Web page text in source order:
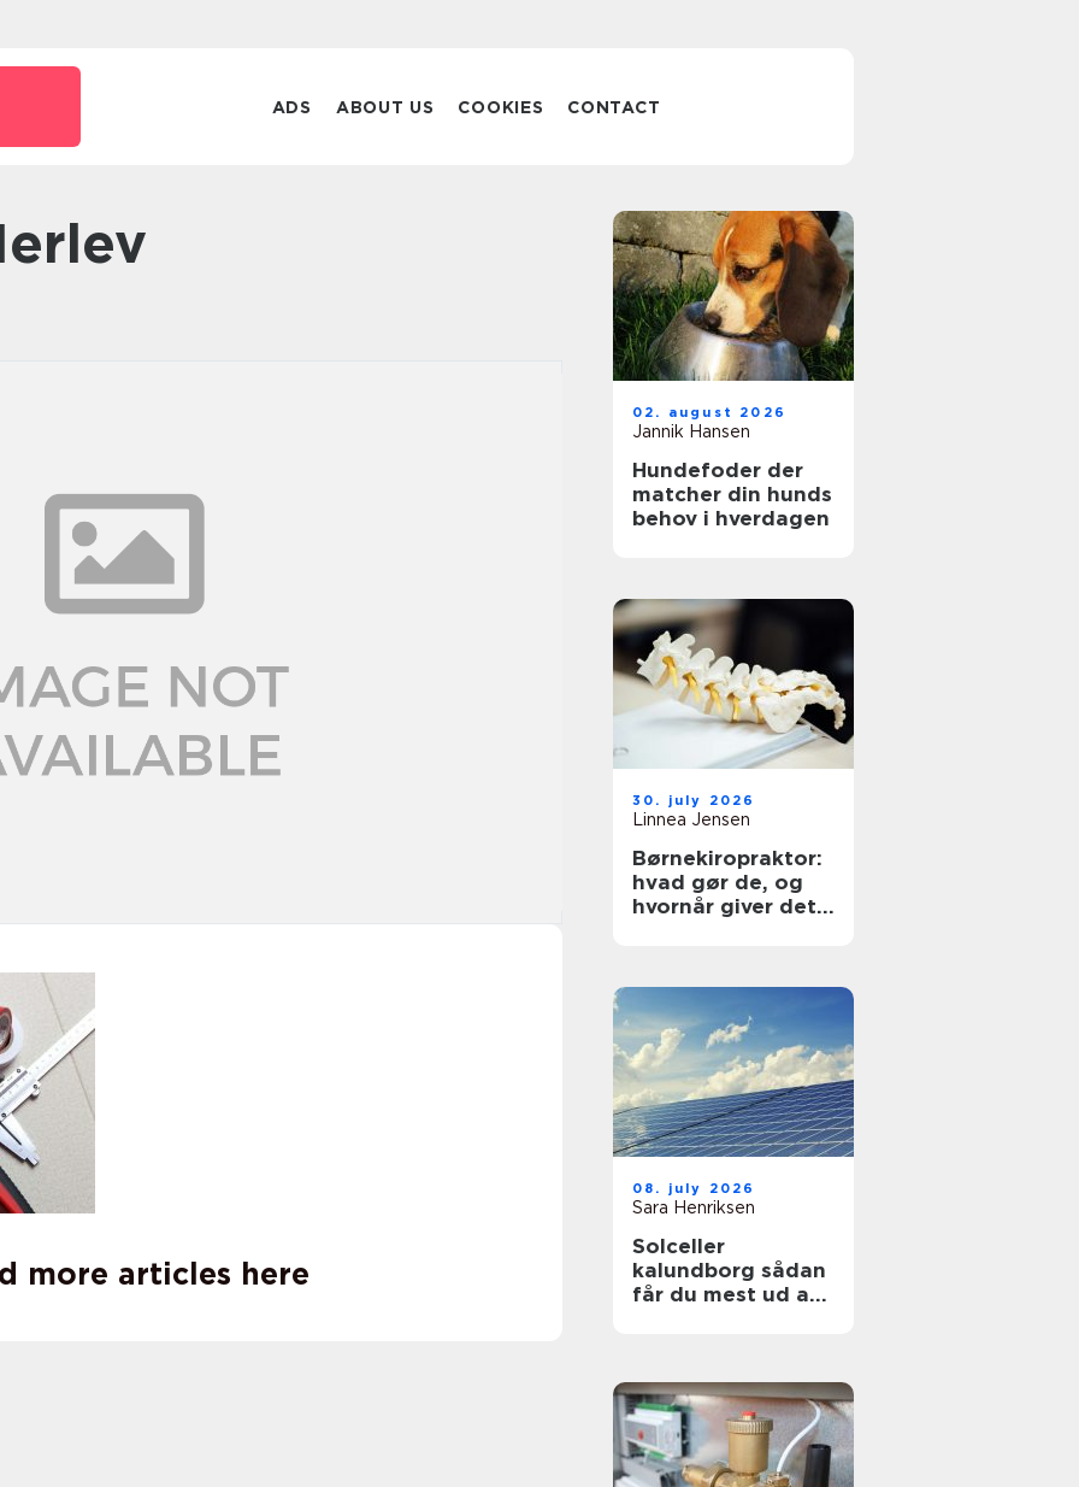
ADS ABOUT US COOKIES CONTACT
more articles here
02. august 2026
Jannik Hansen
Hundefoder der
matcher din hunds
behov i hverdagen
30. july 2026
Linnea Jensen
Børnekiropraktor:
hvad gør de, og
hvornår giver det
08. july 2026
Sara Henriksen
Solceller
kalundborg sådan
får du mest ud af